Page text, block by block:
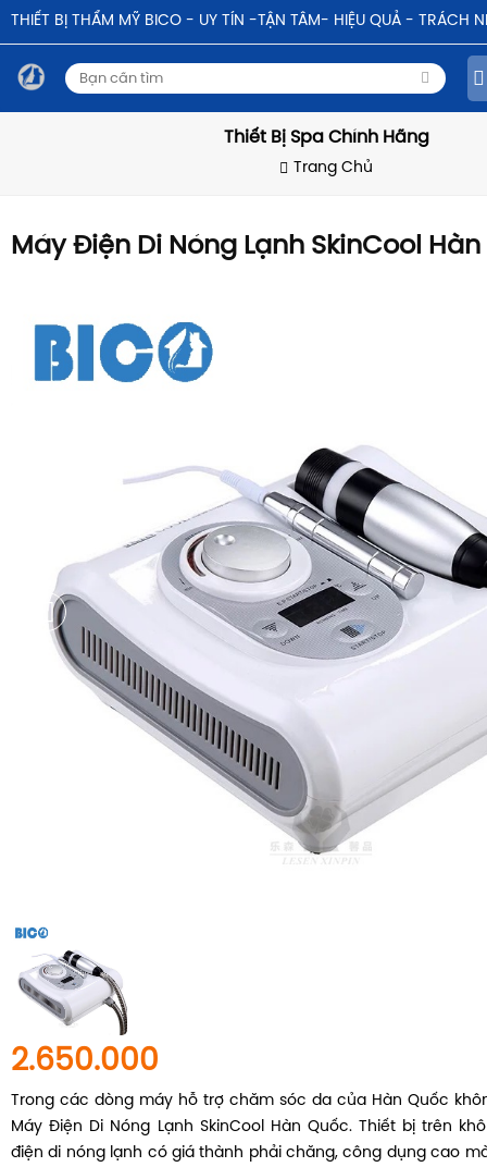
THIẾT BỊ THẨM MỸ BICO - UY TÍN -TẬN TÂM- HIỆU QUẢ - TRÁCH
Thiết Bị Spa Chính Hãng
Trang Chủ
Máy Điện Di Nóng Lạnh SkinCool
2.650.000
Trong các dòng máy hỗ trợ chăm sóc da của Hàn Quốc
Máy Điện Di Nóng Lạnh SkinCool Hàn Quốc. Thiết bị trên
điện di nóng lạnh có giá thành phải chăng, công dụng cao